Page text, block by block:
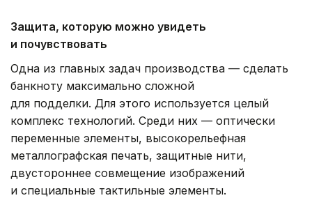
Защита, которую можно увидеть
и почувствовать
Одна из главных задач производства — сделать
банкноту максимально сложной
для подделки. Для этого используется целый
комплекс технологий. Среди них — оптически
переменные элементы, высокорельефная
металлографская печать, защитные нити,
двустороннее совмещение изображений
и специальные тактильные элементы.